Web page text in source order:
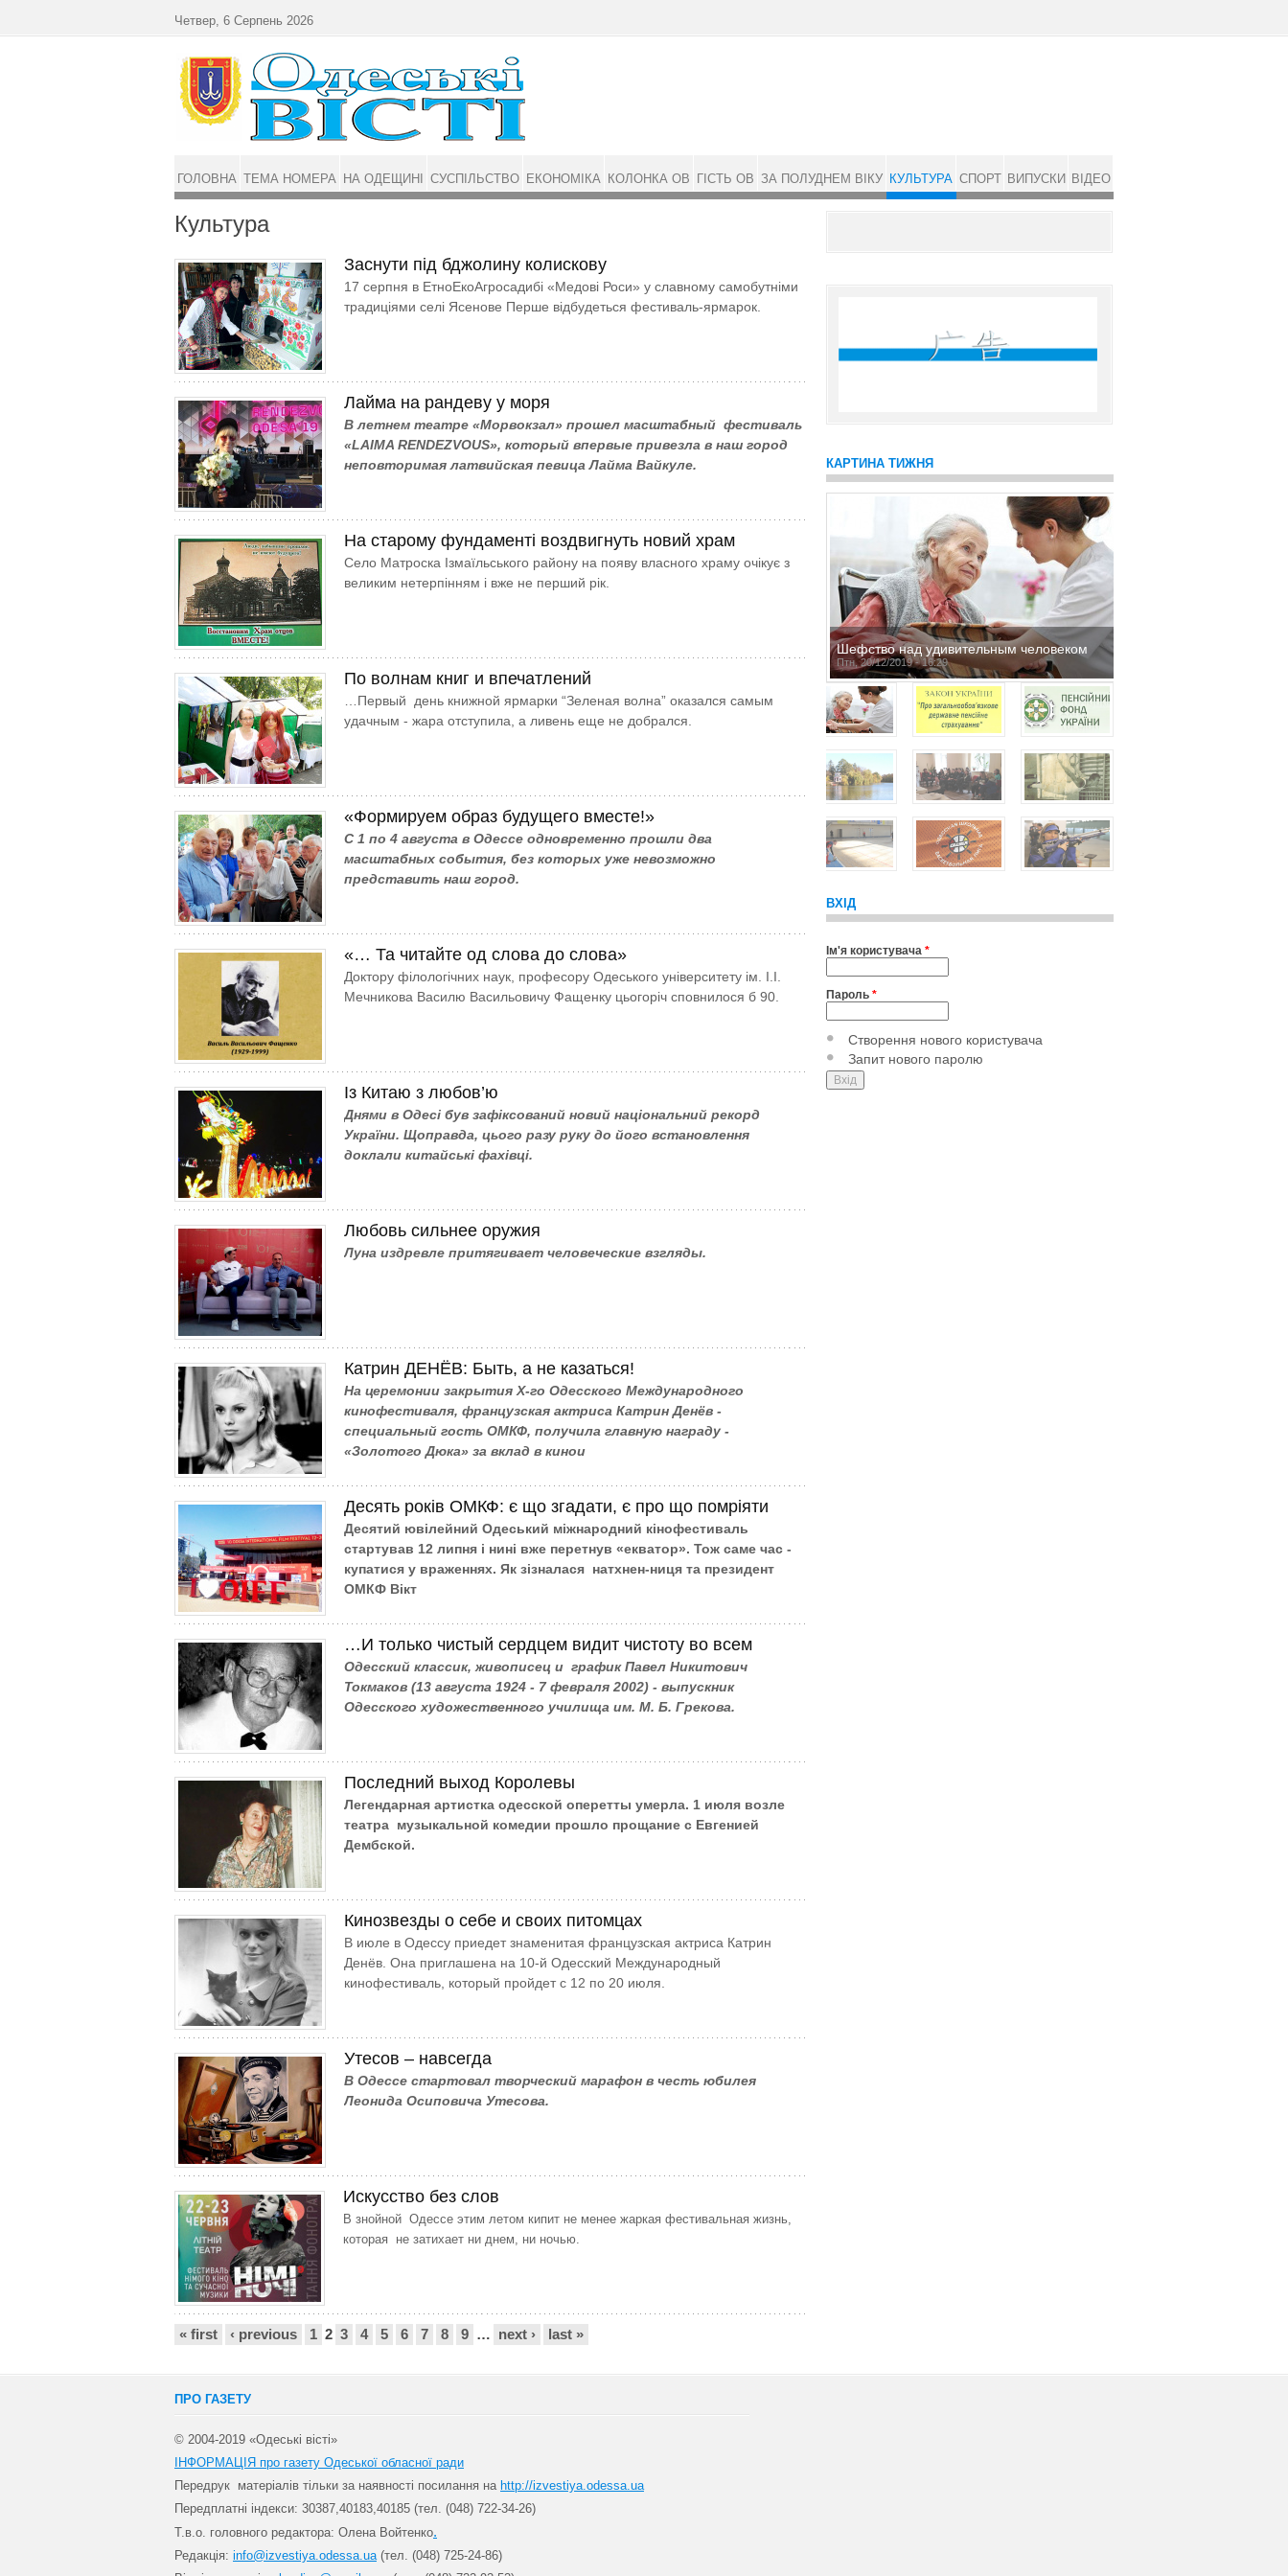
Культура
Заснути під бджолину колискову
17 серпня в ЕтноЕкоАгросадибі «Медові Роси» у славному самобутніми
традиціями селі Ясенове Перше відбудеться фестиваль-ярмарок.
Лайма на рандеву у моря
В летнем театре «Морвокзал» прошел масштабный фестиваль
«LAIMA RENDEZVOUS», который впервые привезла в наш город
неповторимая латвийская певица Лайма Вайкуле.
На старому фундаменті воздвигнуть новий храм
Село Матроска Ізмаїльського району на появу власного храму очікує з
великим нетерпінням і вже не перший рік.
По волнам книг и впечатлений
…Первый день книжной ярмарки “Зеленая волна” оказался самым
удачным - жара отступила, а ливень еще не добрался.
«Формируем образ будущего вместе!»
С 1 по 4 августа в Одессе одновременно прошли два
масштабных события, без которых уже невозможно
представить наш город.
«… Та читайте од слова до слова»
Доктору філологічних наук, професору Одеського університету ім. І.І.
Мечникова Василю Васильовичу Фащенку цьогоріч сповнилося б 90.
Із Китаю з любов’ю
Днями в Одесі був зафіксований новий національний рекорд
України. Щоправда, цього разу руку до його встановлення
доклали китайські фахівці.
Любовь сильнее оружия
Луна издревле притягивает человеческие взгляды.
Катрин ДЕНЁВ: Быть, а не казаться!
На церемонии закрытия Х-го Одесского Международного
кинофестиваля, французская актриса Катрин Денёв -
специальный гость ОМКФ, получила главную награду -
«Золотого Дюка» за вклад в кинои
Десять років ОМКФ: є що згадати, є про що помріяти
Десятий ювілейний Одеський міжнародний кінофестиваль
стартував 12 липня і нині вже перетнув «екватор». Тож саме час -
купатися у враженнях. Як зізналася натхнен-ниця та президент
ОМКФ Вікт
…И только чистый сердцем видит чистоту во всем
Одесский классик, живописец и график Павел Никитович
Токмаков (13 августа 1924 - 7 февраля 2002) - выпускник
Одесского художественного училища им. М. Б. Грекова.
Последний выход Королевы
Легендарная артистка одесской оперетты умерла. 1 июля возле
театра музыкальной комедии прошло прощание с Евгенией
Дембской.
Кинозвезды о себе и своих питомцах
В июле в Одессу приедет знаменитая французская актриса Катрин
Денёв. Она приглашена на 10-й Одесский Международный
кинофестиваль, который пройдет с 12 по 20 июля.
Утесов – навсегда
В Одессе стартовал творческий марафон в честь юбилея
Леонида Осиповича Утесова.
Искусство без слов
В знойной Одессе этим летом кипит не менее жаркая фестивальная жизнь,
которая не затихает ни днем, ни ночью.
Сторінки
« first ‹ previous 1 2 3 4 5 6 7 8 9 … next › last »
КАРТИНА ТИЖНЯ
Шефство над удивительным человеком
Птн, 20/12/2019 - 16:29
ВХІД
Ім'я користувача *
Пароль *
Створення нового користувача
Запит нового паролю
Четвер, 6 Серпень 2026
ГОЛОВНА ТЕМА НОМЕРА НА ОДЕЩИНІ СУСПІЛЬСТВО ЕКОНОМІКА КОЛОНКА ОВ ГІСТЬ ОВ ЗА ПОЛУДНЕМ ВІКУ КУЛЬТУРА СПОРТ ВИПУСКИ ВІДЕО
ПРО ГАЗЕТУ
© 2004-2019 «Одеські вісті»
ІНФОРМАЦІЯ про газету Одеської обласної ради
Передрук матеріалів тільки за наявності посилання на http://izvestiya.odessa.ua
Передплатні індекси: 30387,40183,40185 (тел. (048) 722-34-26)
Т.в.о. головного редактора: Олена Войтенко.
Редакція: info@izvestiya.odessa.ua(тел. (048) 725-24-86)